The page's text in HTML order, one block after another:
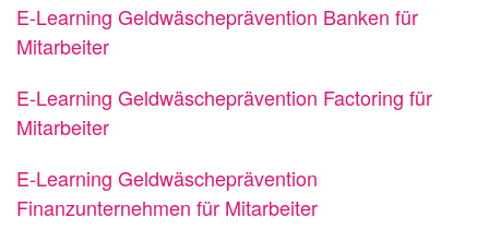
E-Learning Geldwäscheprävention Banken für
Mitarbeiter
E-Learning Geldwäscheprävention Factoring für
Mitarbeiter
E-Learning Geldwäscheprävention
Finanzunternehmen für Mitarbeiter